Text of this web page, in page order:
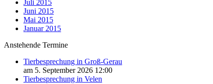
Juli 2015
Juni 2015
Mai 2015
Januar 2015
Anstehende Termine
Tierbesprechung in Groß-Gerau
am 5. September 2026 12:00
Tierbesprechung in Velen